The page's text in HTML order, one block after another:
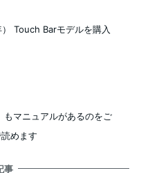
Touch Barモデルを購入
マニュアルがあるのをご
めます
事